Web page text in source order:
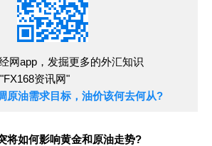
网app，发掘更多的外汇知识
资讯网"
原油需求目标，油价该何去何从?
将如何影响黄金和原油走势?